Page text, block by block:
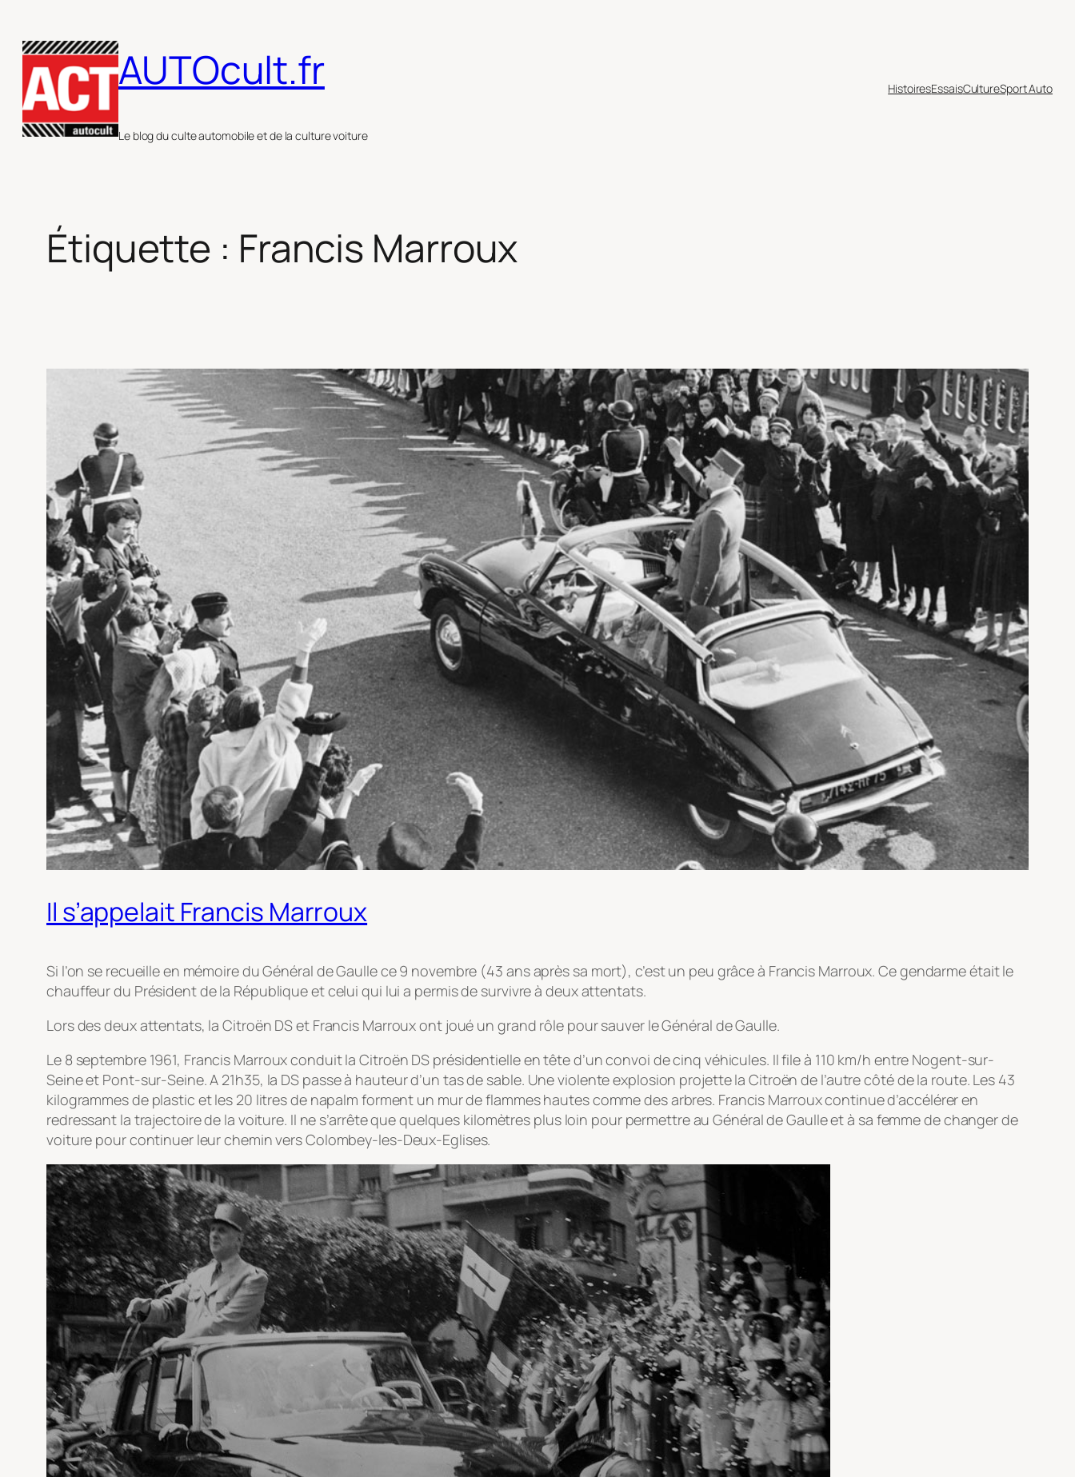
au
contenu
AUTOcult.fr
Le blog du culte automobile et de la culture voiture
HistoiresEssaisCultureSport Auto
Étiquette : Francis Marroux
Il s’appelait Francis Marroux
Si l’on se recueille en mémoire du Général de Gaulle ce 9 novembre (43 ans après sa mort), c’est un peu grâce à Francis Marroux. Ce gendarme était le
chauffeur du Président de la République et celui qui lui a permis de survivre à deux attentats.
Lors des deux attentats, la Citroën DS et Francis Marroux ont joué un grand rôle pour sauver le Général de Gaulle.
Le 8 septembre 1961, Francis Marroux conduit la Citroën DS présidentielle en tête d’un convoi de cinq véhicules. Il file à 110 km/h entre Nogent-sur-
Seine et Pont-sur-Seine. A 21h35, la DS passe à hauteur d’un tas de sable. Une violente explosion projette la Citroën de l’autre côté de la route. Les 43
kilogrammes de plastic et les 20 litres de napalm forment un mur de flammes hautes comme des arbres. Francis Marroux continue d’accélérer en
redressant la trajectoire de la voiture. Il ne s’arrête que quelques kilomètres plus loin pour permettre au Général de Gaulle et à sa femme de changer de
voiture pour continuer leur chemin vers Colombey-les-Deux-Eglises.